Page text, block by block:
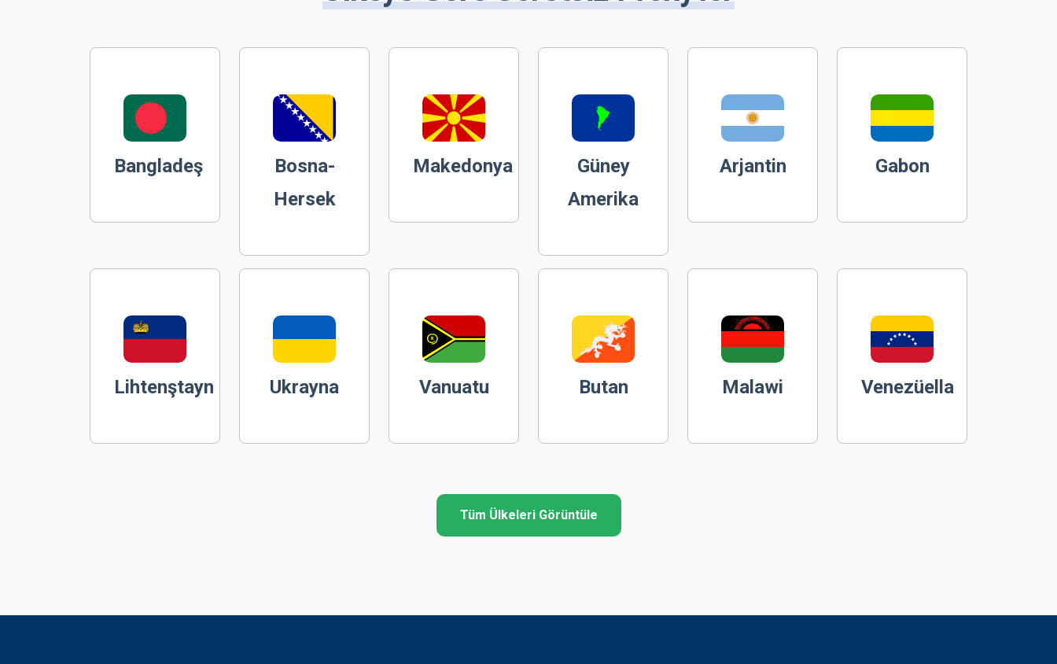
Bangladeş
Bosna-
Hersek
Makedonya
Güney
Amerika
Arjantin Gabon
Lihtenştayn Ukrayna Vanuatu Butan Malawi Venezüella
Tüm Ülkeleri Görüntüle